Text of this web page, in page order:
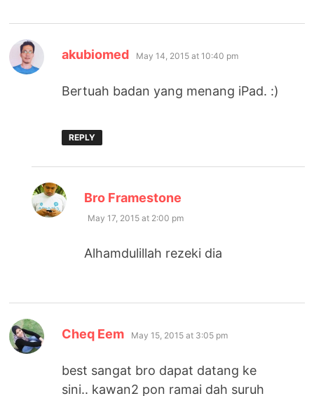
akubiomed says:
May 14, 2015 at 10:40 pm
Bertuah badan yang menang iPad. :)
REPLY
Bro Framestone
May 17, 2015 at 2:00 pm
Alhamdulillah rezeki dia
Cheq Eem says:
May 15, 2015 at 3:05 pm
best sangat bro dapat datang ke
sini.. kawan2 pon ramai dah suruh